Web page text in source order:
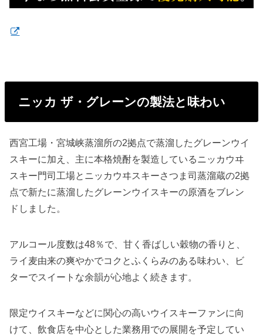
ニッカ ザ・グレーンの製法と味わい
西宮工場・宮城峡蒸溜所の2拠点で蒸溜したグレーンウイ
スキーに加え、主に本格焼酎を製造しているニッカウヰ
スキー門司工場とニッカウヰスキーさつま司蒸溜蔵の2拠
点で新たに蒸溜したグレーンウイスキーの原酒をブレン
ドしました。
アルコール度数は48％で、甘く香ばしい穀物の香りと、
ライ麦由来の爽やかでコクとふくらみのある味わい、ビ
ターでスイートな余韻が心地よく続きます。
限定ウイスキーなどに関心の高いウイスキーファンに向
けて、飲食店を中心とした業務用での展開を予定してい